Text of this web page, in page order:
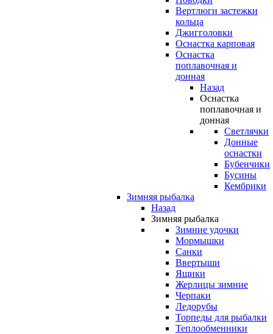
Вертлюги застежки
кольца
Джигголовки
Оснастка карповая
Оснастка
поплавочная и
донная
Назад
Оснастка
поплавочная и
донная
Светлячки
Донные
оснастки
Бубенчики
Бусины
Кембрики
Зимняя рыбалка
Назад
Зимняя рыбалка
Зимние удочки
Мормышки
Санки
Ввертыши
Ящики
Жерлицы зимние
Черпаки
Ледорубы
Торпеды для рыбалки
Теплообменники